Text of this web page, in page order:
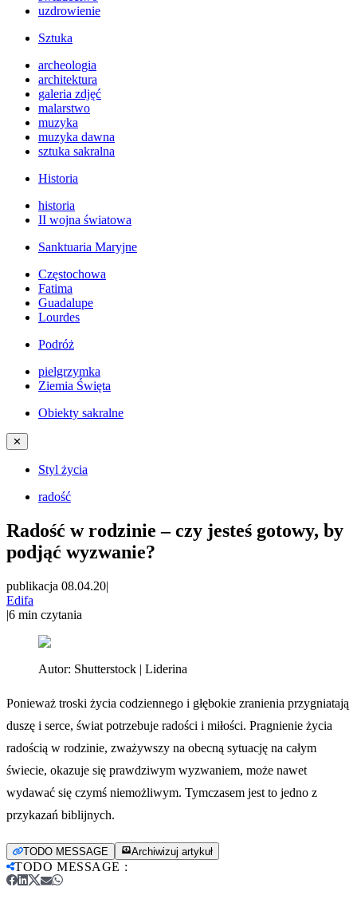
uzdrowienie
Sztuka
archeologia
architektura
galeria zdjęć
malarstwo
muzyka
muzyka dawna
sztuka sakralna
Historia
historia
II wojna światowa
Sanktuaria Maryjne
Częstochowa
Fatima
Guadalupe
Lourdes
Podróż
pielgrzymka
Ziemia Święta
Obiekty sakralne
✕
Styl życia
radość
Radość w rodzinie – czy jesteś gotowy, by
podjąć wyzwanie?
publikacja 08.04.20|
Edifa
|6 min czytania
Autor: Shutterstock | Liderina
Ponieważ troski życia codziennego i głębokie zranienia przygniatają
duszę i serce, świat potrzebuje radości i miłości. Pragnienie życia
radością w rodzinie, zważywszy na obecną sytuację na całym
świecie, okazuje się prawdziwym wyzwaniem, może nawet
wydawać się czymś niemożliwym. Tymczasem jest to jedno z
przykazań biblijnych.
TODO MESSAGE Archiwizuj artykuł
TODO MESSAGE :